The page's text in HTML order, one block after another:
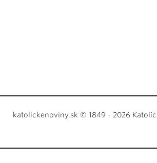
katolickenoviny.sk © 1849 - 2026